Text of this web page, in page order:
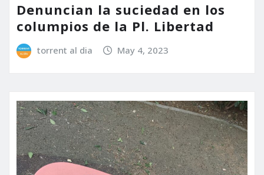
Denuncian la suciedad en los
columpios de la Pl. Libertad
torrent al dia May 4, 2023